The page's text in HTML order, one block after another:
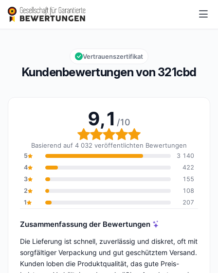
321cbd
Gesamtbewertung: 9,1 von 10
9,1/10
Kundenbewertungen von 321cbd
Vertrauenszertifikat
9,1 /10
Gesamtbewertung: 9,1
Basierend auf 4 032 veröffentlichten Bewertungen
5
3 140
4
422
3
155
2
108
1
207
Zusammenfassung der Bewertungen
Die Lieferung ist schnell, zuverlässig und diskret, oft mit
sorgfältiger Verpackung und gut geschütztem Versand.
Kunden loben die Produktqualität, das gute Preis-